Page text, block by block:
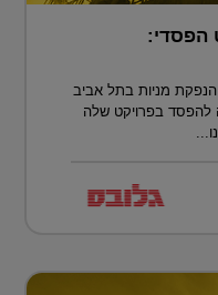
הפסדי:
מניות בתל אביב
להפסד בפרויקט שלה